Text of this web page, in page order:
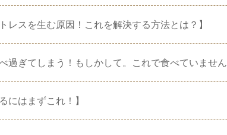
レスを生む原因！これを解決する方法とは？】
過ぎてしまう！もしかして。これで食べていませ
にはまずこれ！】